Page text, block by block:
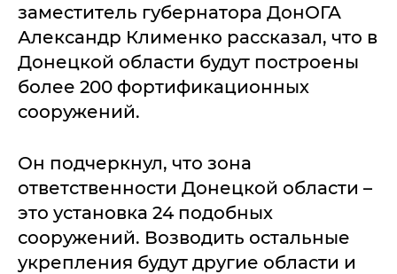
заместитель губернатора ДонОГА
Александр Клименко рассказал, что в
Донецкой области будут построены
более 200 фортификационных
сооружений.
Он подчеркнул, что зона
ответственности Донецкой области –
это установка 24 подобных
сооружений. Возводить остальные
укрепления будут другие области и